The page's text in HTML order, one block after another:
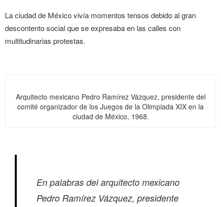
CONSEJO HONORÍFICO
La ciudad de México vivía momentos tensos debido al gran
descontento social que se expresaba en las calles con
multitudinarias protestas.
Arquitecto mexicano Pedro Ramírez Vázquez, presidente del
comité organizador de los Juegos de la Olimpiada XIX en la
ciudad de México, 1968.
En palabras del arquitecto mexicano
Pedro Ramírez Vázquez, presidente